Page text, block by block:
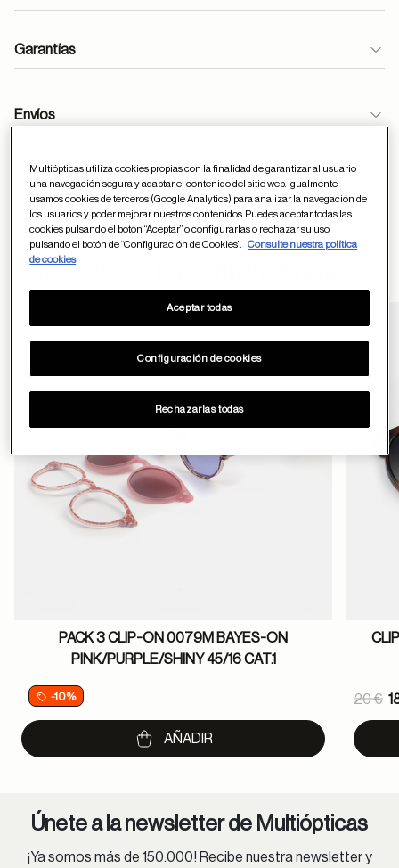
Garantías
Envíos
Devoluciones
formulario
ayuda
Otros usuarios también han comprado
Guardar en
PACK 3 CLIP-ON 0079M BAYES-ON
PINK/PURPLE/SHINY 45/16 CAT.1
-10%
AÑADIR
20 €
to
Únete a la newsletter de Multiópticas
¡Ya somos más de 150.000! Recibe nuestra newsletter y
Multiópticas utiliza cookies propias con la finalidad de garantizar al usuario
una navegación segura y adaptar el contenido del sitio web. Igualmente,
usamos cookies de terceros (Google Analytics) para analizar la navegación de
los usuarios y poder mejorar nuestros contenidos. Puedes aceptar todas las
cookies pulsando el botón “Aceptar” o configurarlas o rechazar su uso
pulsando el botón de “Configuración de Cookies”.
Consulte nuestra política
de cookies
Configuración de cookies
Rechazarlas todas
Aceptar todas